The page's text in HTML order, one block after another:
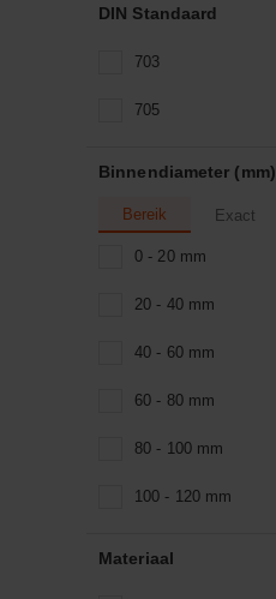
DIN Standaard
703
705
Binnendiameter (mm)
Bereik Exact
0 - 20 mm
20 - 40 mm
40 - 60 mm
60 - 80 mm
80 - 100 mm
100 - 120 mm
Materiaal